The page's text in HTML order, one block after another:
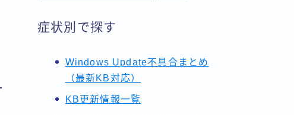
症状別で探す
Windows Update不具合まとめ
（最新KB対応）
KB更新情報一覧